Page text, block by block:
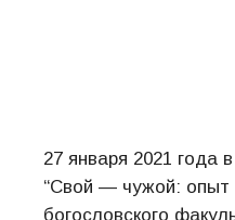
27 января 2021 года
“Свой — чужой: опыт
богословского